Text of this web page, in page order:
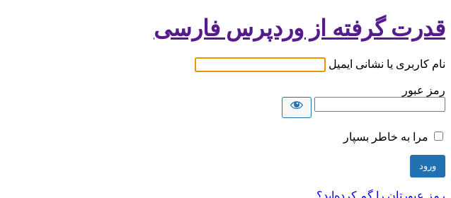
قدرت گرفته از وردپرس فارسی
نام کاربری یا نشانی ایمیل
رمز عبور
مرا به خاطر بسپار
رمز عبورتان را گم کرده‌اید؟